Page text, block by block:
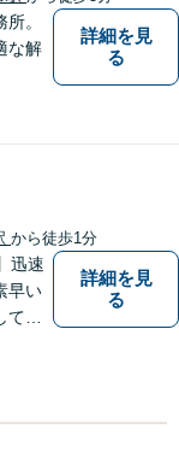
。
な解
詳細を見
る
から徒歩1分
迅速
早い
話
金・
さ
詳細を見
る